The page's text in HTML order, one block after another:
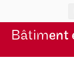
Bâtiment